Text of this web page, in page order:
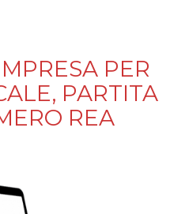
PER
PARTITA
REA